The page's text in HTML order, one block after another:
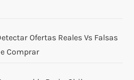
Ofertas Reales Vs Falsas
Comprar